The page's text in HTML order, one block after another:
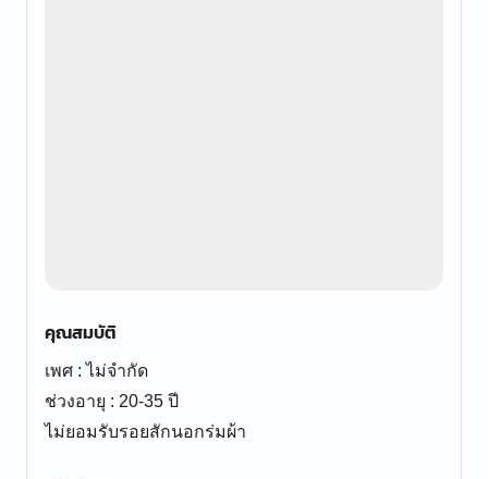
คุณสมบัติ
เพศ : ไม่จำกัด
ช่วงอายุ : 20-35 ปี
ไม่ยอมรับรอยสักนอกร่มผ้า